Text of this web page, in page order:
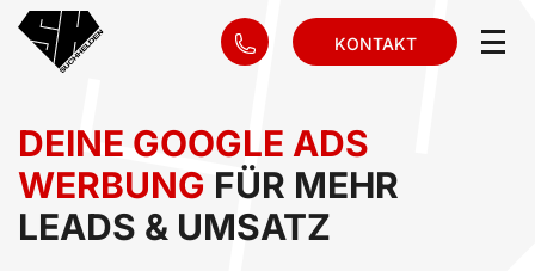
KONTAKT
DEINE GOOGLE ADS
WERBUNG FÜR MEHR
LEADS & UMSATZ